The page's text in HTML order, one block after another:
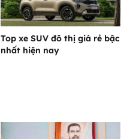
Top xe SUV đô thị giá rẻ bậc
nhất hiện nay